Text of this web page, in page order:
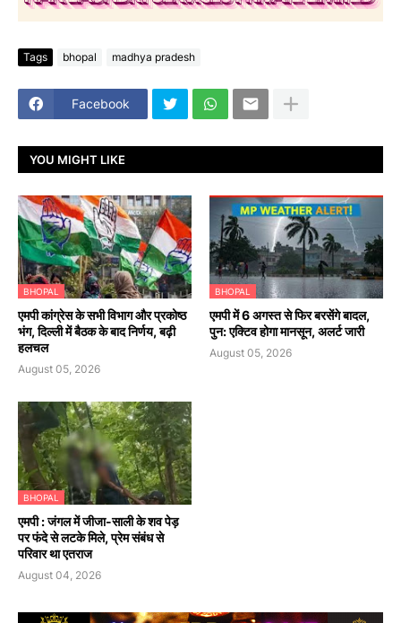
Tags bhopal madhya pradesh
Facebook
YOU MIGHT LIKE
BHOPAL
एमपी कांग्रेस के सभी विभाग और प्रकोष्ठ
भंग, दिल्ली में बैठक के बाद निर्णय, बढ़ी
हलचल
August 05, 2026
BHOPAL
एमपी में 6 अगस्त से फिर बरसेंगे बादल,
पुन: एक्टिव होगा मानसून, अलर्ट जारी
August 05, 2026
BHOPAL
एमपी : जंगल में जीजा-साली के शव पेड़
पर फंदे से लटके मिले, प्रेम संबंध से
परिवार था एतराज
August 04, 2026